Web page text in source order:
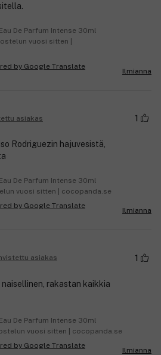
De Parfum Intense 30ml
vuosi sitten |
Ilmianna
asiakas 1
Rodriguezin hajuvesistä,
De Parfum Intense 30ml
vuosi sitten | cocopanda.se
Ilmianna
asiakas 1
rakastan kaikkia
De Parfum Intense 30ml
vuosi sitten | cocopanda.se
Ilmianna